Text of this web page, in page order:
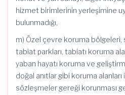
hizmet birimlerinin yerleşimine
bulunmadığı,
m) Özel çevre koruma bölgeleri,
tabiat parkları, tabiatı koruma
yaban hayatı koruma ve
doğal anıtlar gibi koruma alanları
sözleşmeler gereği korunması